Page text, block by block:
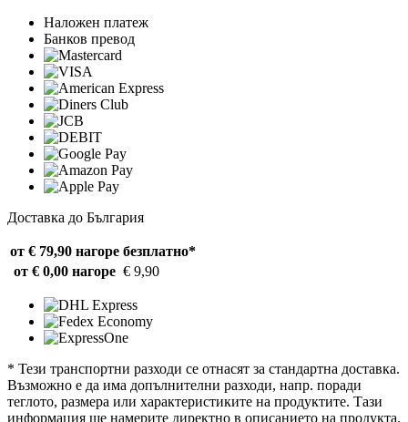
Наложен платеж
Банков превод
Доставка до България
от € 79,90 нагоре безплатно*
от € 0,00 нагоре € 9,90
* Тези транспортни разходи се отнасят за стандартна доставка.
Възможно е да има допълнителни разходи, напр. поради
теглото, размера или характеристиките на продуктите. Тази
информация ще намерите директно в описанието на продукта.